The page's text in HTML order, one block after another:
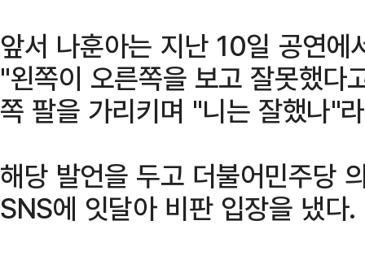
앞서 나훈아는 지난 10일 공연에
"왼쪽이 오른쪽을 보고 잘못했다
쪽 팔을 가리키며 "니는 잘했나"
해당 발언을 두고 더불어민주당
SNS에 잇달아 비판 입장을 냈다.